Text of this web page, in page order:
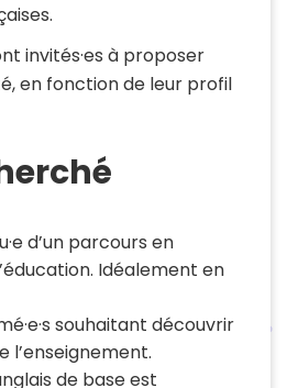
invités·es à proposer
en fonction de leur profil
d’un parcours en
Idéalement en
souhaitant découvrir
l’enseignement.
de base est